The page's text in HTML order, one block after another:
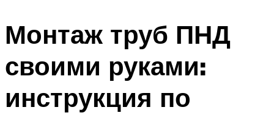
Монтаж труб ПНД
своими руками:
инструкция по